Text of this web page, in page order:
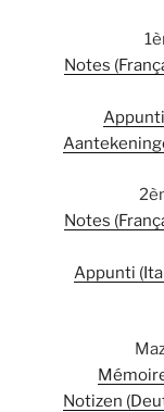
Notes
Notes
Appunti
Notizen